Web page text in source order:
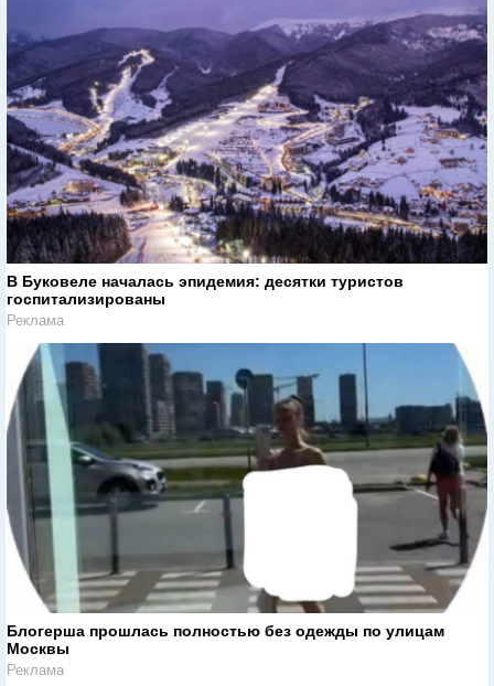
В Буковеле началась эпидемия: десятки туристов
госпитализированы
Реклама
Блогерша прошлась полностью без одежды по улицам
Москвы
Реклама